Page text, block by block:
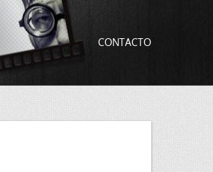
CONTACTO